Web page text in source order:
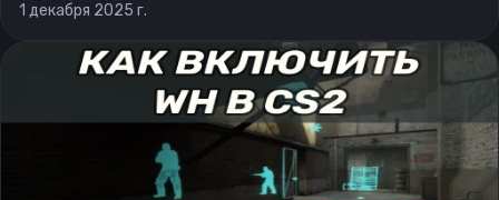
1 декабря 2025 г.